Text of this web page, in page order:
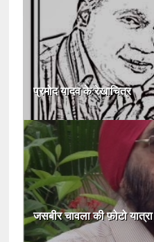
प्रमोद यादव के रेखाचित्र
जसबीर चावला की फ़ोटो यात्रा